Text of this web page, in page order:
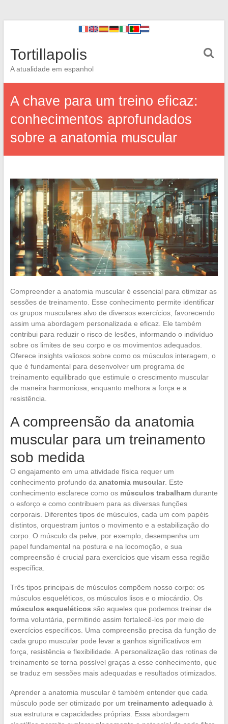
Tortillapolis
A atualidade em espanhol
A chave para um treino eficaz:
conhecimentos aprofundados
sobre a anatomia muscular
Compreender a anatomia muscular é essencial para otimizar as
sessões de treinamento. Esse conhecimento permite identificar
os grupos musculares alvo de diversos exercícios, favorecendo
assim uma abordagem personalizada e eficaz. Ele também
contribui para reduzir o risco de lesões, informando o indivíduo
sobre os limites de seu corpo e os movimentos adequados.
Oferece insights valiosos sobre como os músculos interagem, o
que é fundamental para desenvolver um programa de
treinamento equilibrado que estimule o crescimento muscular
de maneira harmoniosa, enquanto melhora a força e a
resistência.
A compreensão da anatomia
muscular para um treinamento
sob medida
O engajamento em uma atividade física requer um
conhecimento profundo da anatomia muscular. Este
conhecimento esclarece como os músculos trabalhamdurante
o esforço e como contribuem para as diversas funções
corporais. Diferentes tipos de músculos, cada um com papéis
distintos, orquestram juntos o movimento e a estabilização do
corpo. O músculo da pelve, por exemplo, desempenha um
papel fundamental na postura e na locomoção, e sua
compreensão é crucial para exercícios que visam essa região
específica.
Três tipos principais de músculos compõem nosso corpo: os
músculos esqueléticos, os músculos lisos e o miocárdio. Os
músculos esqueléticos são aqueles que podemos treinar de
forma voluntária, permitindo assim fortalecê-los por meio de
exercícios específicos. Uma compreensão precisa da função de
cada grupo muscular pode levar a ganhos significativos em
força, resistência e flexibilidade. A personalização das rotinas de
treinamento se torna possível graças a esse conhecimento, que
se traduz em sessões mais adequadas e resultados otimizados.
Aprender a anatomia muscular é também entender que cada
músculo pode ser otimizado por um treinamento adequado à
sua estrutura e capacidades próprias. Essa abordagem